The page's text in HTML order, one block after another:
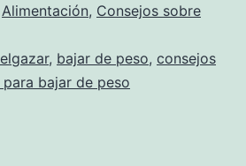
Alimentación, Consejos sobre
, bajar de peso, consejos
bajar de peso